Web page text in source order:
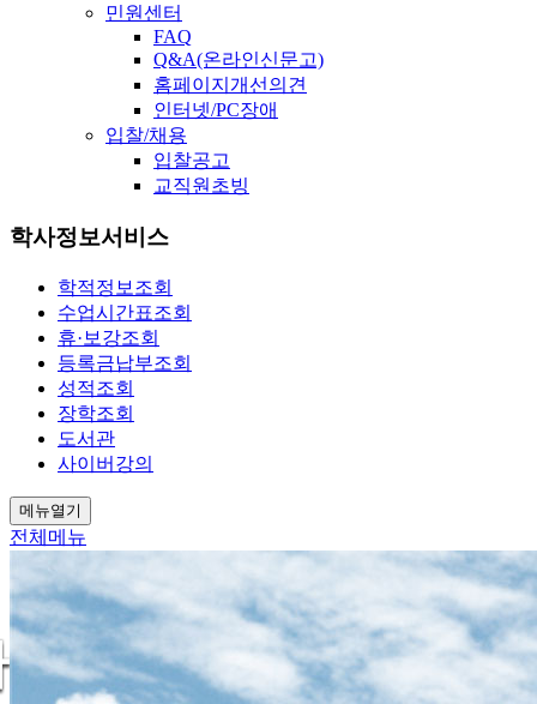
민원센터
FAQ
Q&A(온라인신문고)
홈페이지개선의견
인터넷/PC장애
입찰/채용
입찰공고
교직원초빙
학사정보서비스
학적정보조회
수업시간표조회
휴·보강조회
등록금납부조회
성적조회
장학조회
도서관
사이버강의
메뉴열기
전체메뉴